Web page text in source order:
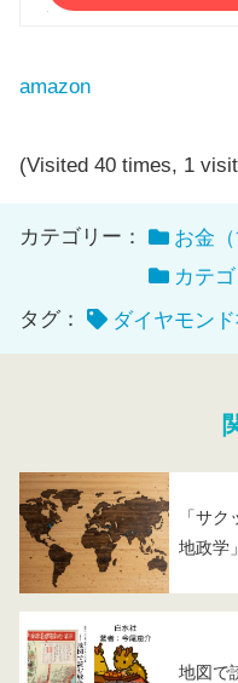
amazon
(Visited 40 times, 1
カテゴリー：
お金
カテ
タグ：
ダイヤモン
「サ
地政学
地図で